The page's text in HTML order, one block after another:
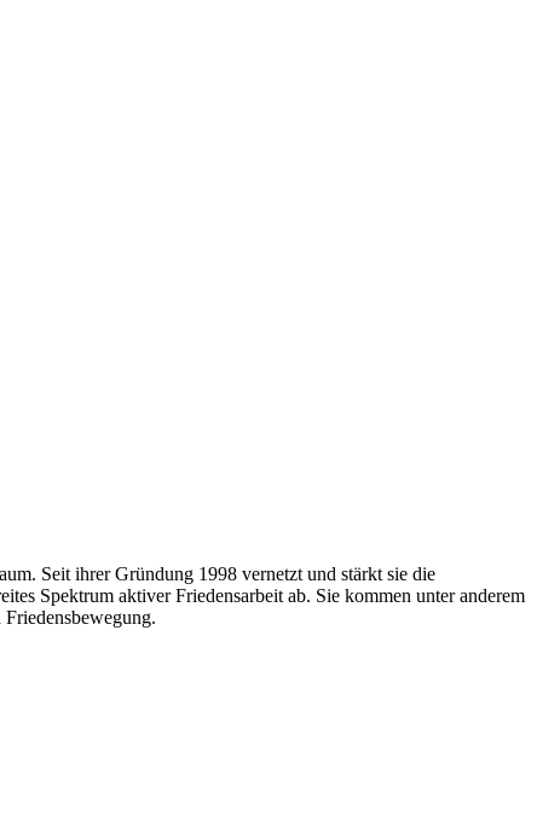
Seit ihrer Gründung 1998 vernetzt und stärkt sie die
Spektrum aktiver Friedensarbeit ab. Sie kommen unter anderem